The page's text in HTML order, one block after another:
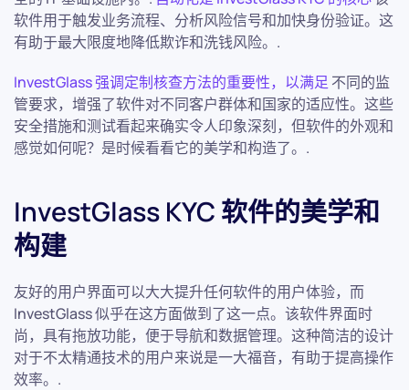
软件用于触发业务流程、分析风险信号和加快身份验证。这
有助于最大限度地降低欺诈和洗钱风险。.
InvestGlass 强调定制核查方法的重要性，以满足 不同的监
管要求，增强了软件对不同客户群体和国家的适应性。这些
安全措施和测试看起来确实令人印象深刻，但软件的外观和
感觉如何呢？是时候看看它的美学和构造了。.
InvestGlass KYC 软件的美学和
构建
友好的用户界面可以大大提升任何软件的用户体验，而
InvestGlass 似乎在这方面做到了这一点。该软件界面时
尚，具有拖放功能，便于导航和数据管理。这种简洁的设计
对于不太精通技术的用户来说是一大福音，有助于提高操作
效率。.